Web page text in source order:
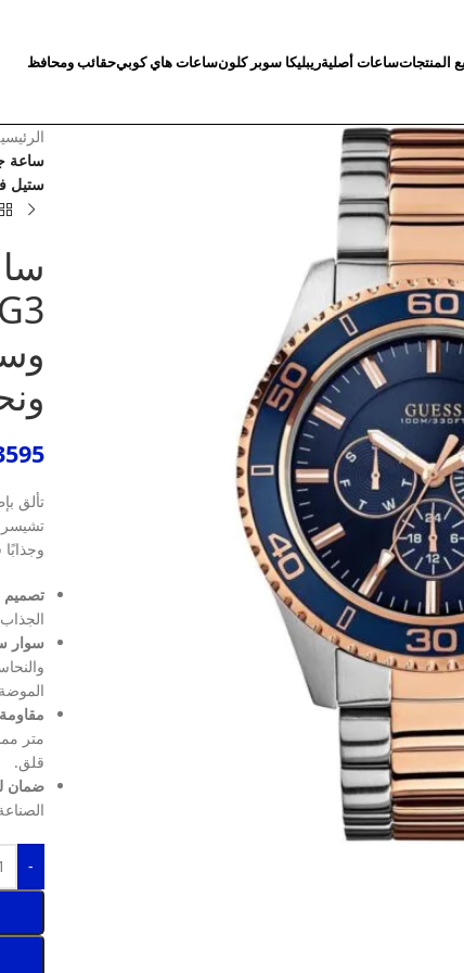
المنتجاتساعات أصليةريبليكا سوبر كلونساعات هاي كوبيحقائب ومحافظ
ستيل
تألق
تشيسر
تصميم
سوار
متر
قلق.
ضمان
-